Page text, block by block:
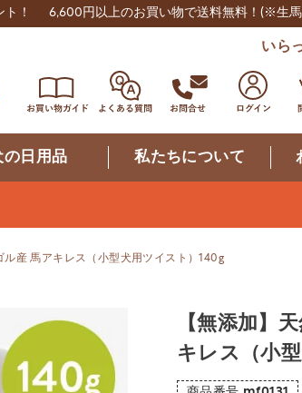
！ 6,600円以上のお買い物で送料無料！ (※生馬
いら
の日用品 私たちについて
ル産 馬アキレス（小型犬用ツイスト）140g
【無添加】
キレス（小